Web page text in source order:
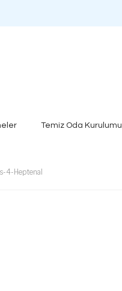
Temiz Oda Kurulumu
4-Heptenal